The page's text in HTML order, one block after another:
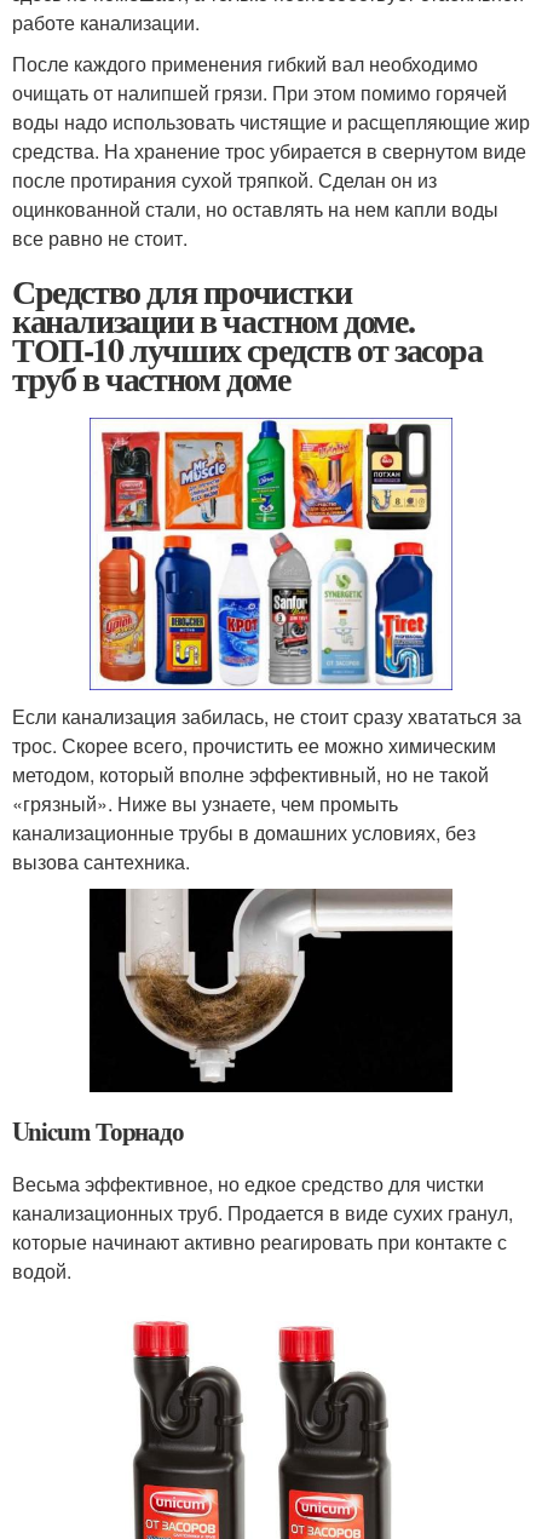
работе канализации.
После каждого применения гибкий вал необходимо
очищать от налипшей грязи. При этом помимо горячей
воды надо использовать чистящие и расщепляющие жир
средства. На хранение трос убирается в свернутом виде
после протирания сухой тряпкой. Сделан он из
оцинкованной стали, но оставлять на нем капли воды
все равно не стоит.
Средство для прочистки
канализации в частном доме.
ТОП-10 лучших средств от засора
труб в частном доме
Если канализация забилась, не стоит сразу хвататься за
трос. Скорее всего, прочистить ее можно химическим
методом, который вполне эффективный, но не такой
«грязный». Ниже вы узнаете, чем промыть
канализационные трубы в домашних условиях, без
вызова сантехника.
Unicum Торнадо
Весьма эффективное, но едкое средство для чистки
канализационных труб. Продается в виде сухих гранул,
которые начинают активно реагировать при контакте с
водой.